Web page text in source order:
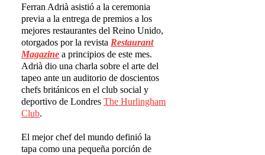
Ferran Adrià asistió a la ceremonia
previa a la entrega de premios a los
mejores restaurantes del Reino Unido,
otorgados por la revista Restaurant
Magazine a principios de este mes.
Adrià dio una charla sobre el arte del
tapeo ante un auditorio de doscientos
chefs británicos en el club social y
deportivo de LondresThe Hurlingham
Club.
El mejor chef del mundo definió la
tapa como una pequeña porción de